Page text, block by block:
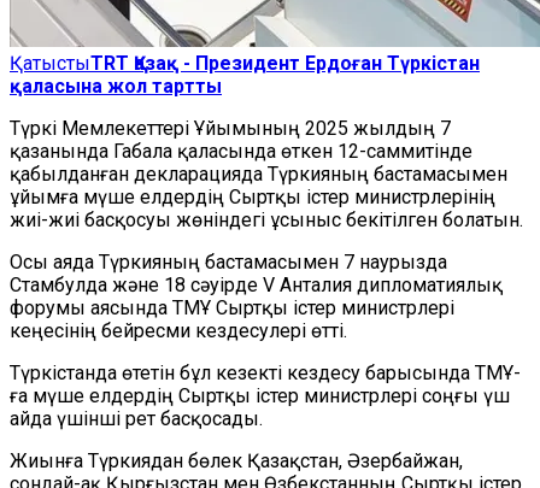
ҚатыстыTRT Қазақ - Президент Ердоған Түркістан
қаласына жол тартты
Түркі Мемлекеттері Ұйымының 2025 жылдың 7
қазанында Габала қаласында өткен 12-саммитінде
қабылданған декларацияда Түркияның бастамасымен
ұйымға мүше елдердің Сыртқы істер министрлерінің
жиі-жиі басқосуы жөніндегі ұсыныс бекітілген болатын.
Осы аяда Түркияның бастамасымен 7 наурызда
Стамбулда және 18 сәуірде V Анталия дипломатиялық
форумы аясында ТМҰ Сыртқы істер министрлері
кеңесінің бейресми кездесулері өтті.
Түркістанда өтетін бұл кезекті кездесу барысында ТМҰ-
ға мүше елдердің Сыртқы істер министрлері соңғы үш
айда үшінші рет басқосады.
Жиынға Түркиядан бөлек Қазақстан, Әзербайжан,